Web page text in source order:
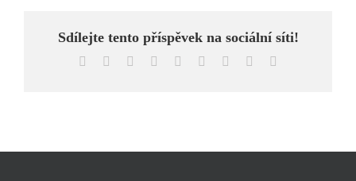
Sdílejte tento příspěvek na sociální síti!
Facebook Reddit LinkedInWhatsApp
TumblrPinterest